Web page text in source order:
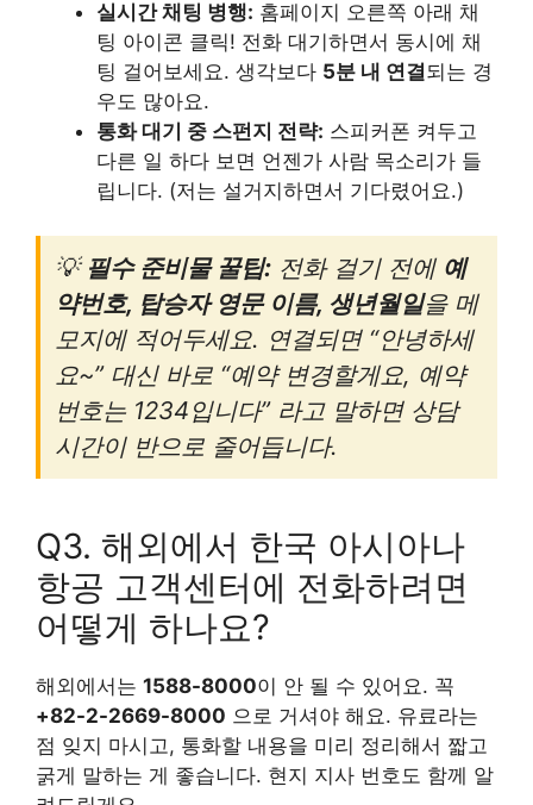
실시간 채팅 병행: 홈페이지 오른쪽 아래 채
팅 아이콘 클릭! 전화 대기하면서 동시에 채
팅 걸어보세요. 생각보다 5분 내 연결되는 경
우도 많아요.
통화 대기 중 스펀지 전략: 스피커폰 켜두고
다른 일 하다 보면 언젠가 사람 목소리가 들
립니다. (저는 설거지하면서 기다렸어요.)
💡 필수 준비물 꿀팁: 전화 걸기 전에 예
약번호, 탑승자 영문 이름, 생년월일을 메
모지에 적어두세요. 연결되면 “안녕하세
요~” 대신 바로 “예약 변경할게요, 예약
번호는 1234입니다” 라고 말하면 상담
시간이 반으로 줄어듭니다.
Q3. 해외에서 한국 아시아나
항공 고객센터에 전화하려면
어떻게 하나요?
해외에서는 1588-8000이 안 될 수 있어요. 꼭
+82-2-2669-8000 으로 거셔야 해요. 유료라는
점 잊지 마시고, 통화할 내용을 미리 정리해서 짧고
굵게 말하는 게 좋습니다. 현지 지사 번호도 함께 알